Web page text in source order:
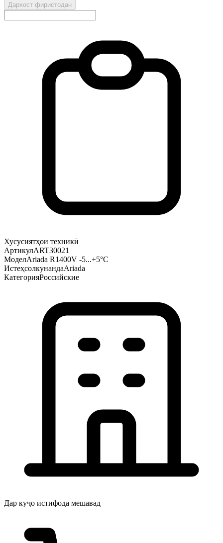
Дархост фиристодан
Хусусиятҳои техникӣ
АртикулART30021
МоделAriada R1400V -5...+5°С
ИстеҳсолкунандаAriada
КатегорияРоссийские
Дар куҷо истифода мешавад